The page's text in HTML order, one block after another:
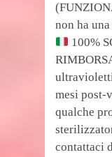
non ha
100%
mesi post-
qualche
contattaci